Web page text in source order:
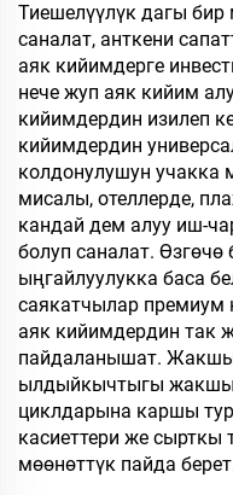
Тиешелүүлүк дагы
саналат, анткени
аяк кийимдерге
нече жуп аяк кийим
кийимдердин изилеп
кийимдердин
колдонулушун учакка
мисалы, отеллерде,
кандай дем алуу иш-
болуп саналат. Өзгөчө
ыңгайлуулукка баса
саякатчылар премиум
аяк кийимдердин так
пайдаланышат.
ылдыйкычтыгы жакшы
циклдарына каршы
касиеттери же сырткы
мөөнөттүк пайда